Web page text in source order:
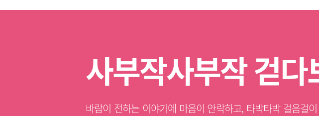
사부작사부작 걷다
바람이 전하는 이야기에 마음이 안락하고, 타박타박 걸음걸